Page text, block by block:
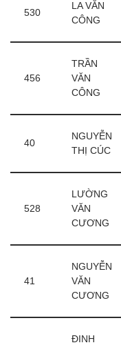
530
LA VĂN
CÔNG
456
TRẦN
VĂN
CÔNG
40
NGUYỄN
THỊ CÚC
528
LƯỜNG
VĂN
CƯƠNG
41
NGUYỄN
VĂN
CƯƠNG
ĐINH